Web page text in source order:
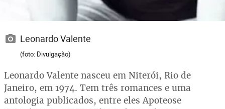
Leonardo Valente
(foto: Divulgação)
Leonardo Valente nasceu em Niterói, Rio de
Janeiro, em 1974. Tem três romances e uma
antologia publicados, entre eles Apoteose